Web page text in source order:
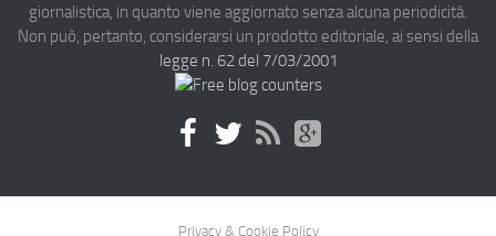
giornalistica, in quanto viene aggiornato senza alcuna periodicità.
Non può, pertanto, considerarsi un prodotto editoriale, ai sensi della
legge n. 62 del 7/03/2001
Privacy & Cookie Policy